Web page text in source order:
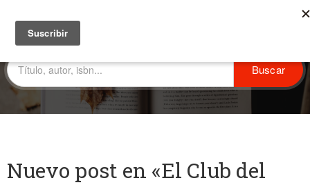
Nuevo post en «El Club del